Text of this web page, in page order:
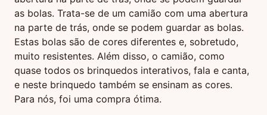
as bolas. Trata-se de um camião com uma abertura
na parte de trás, onde se podem guardar as bolas.
Estas bolas são de cores diferentes e, sobretudo,
muito resistentes. Além disso, o camião, como
quase todos os brinquedos interativos, fala e canta,
e neste brinquedo também se ensinam as cores.
Para nós, foi uma compra ótima.